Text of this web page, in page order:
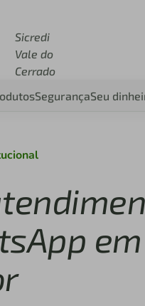
Sicredi
Vale do
Cerrado
SegurançaSeu
em